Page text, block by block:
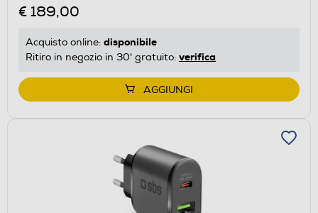
€ 189,00
Acquisto online: disponibile
Ritiro in negozio in 30' gratuito: verifica
AGGIUNGI